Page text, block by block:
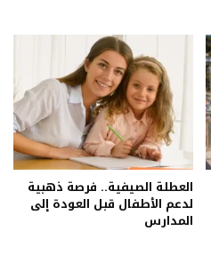
العطلة الصيفية.. فرصة ذهبية
لدعم الأطفال قبل العودة إلى
المدارس